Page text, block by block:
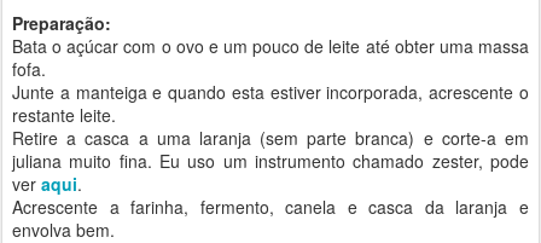
Preparação:
Bata o açúcar com o ovo e um pouco de leite até obter uma massa
fofa.
Junte a manteiga e quando esta estiver incorporada, acrescente o
restante leite.
Retire a casca a uma laranja (sem parte branca) e corte-a em
juliana muito fina. Eu uso um instrumento chamado zester, pode
ver aqui.
Acrescente a farinha, fermento, canela e casca da laranja e
envolva bem.